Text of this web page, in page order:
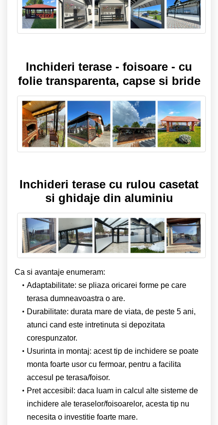
Inchideri terase - foisoare - cu
folie transparenta, capse si bride
Inchideri terase cu rulou casetat
si ghidaje din aluminiu
Ca si avantaje enumeram:
Adaptabilitate: se pliaza oricarei forme pe care
terasa dumneavoastra o are.
Durabilitate: durata mare de viata, de peste 5 ani,
atunci cand este intretinuta si depozitata
corespunzator.
Usurinta in montaj: acest tip de inchidere se poate
monta foarte usor cu fermoar, pentru a facilita
accesul pe terasa/foisor.
Pret accesibil: daca luam in calcul alte sisteme de
inchidere ale teraselor/foisoarelor, acesta tip nu
necesita o investitie foarte mare.